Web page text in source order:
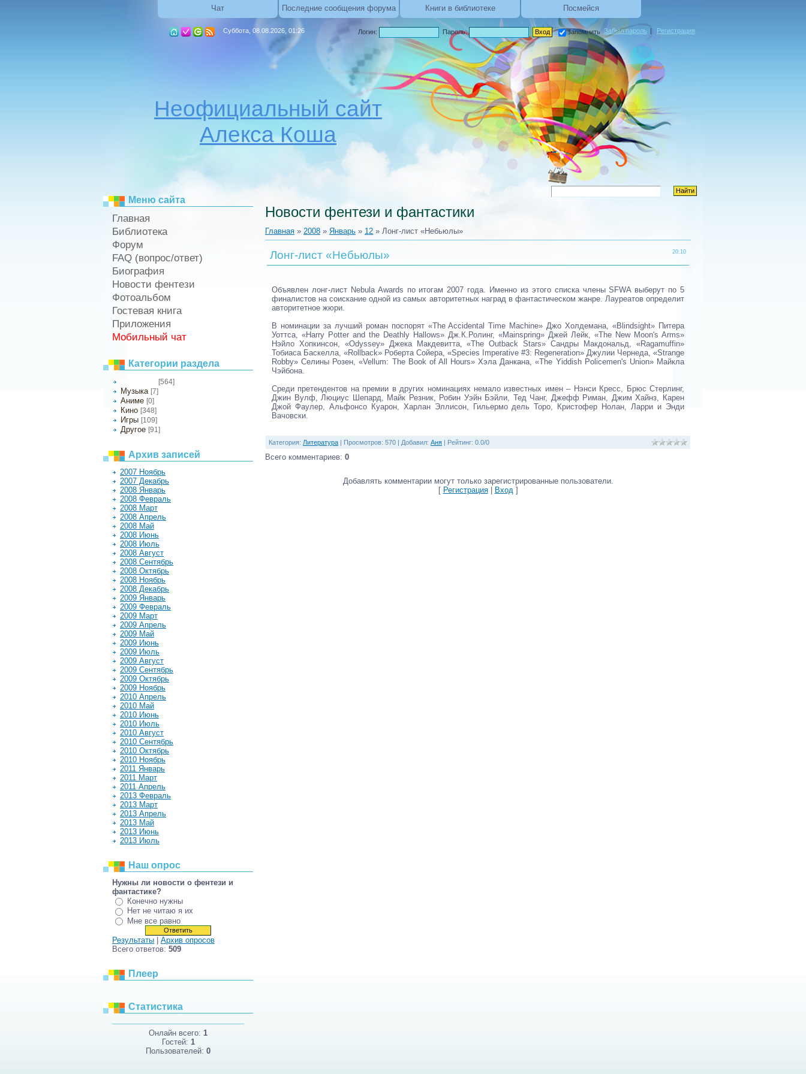
Чат Последние сообщения форума Книги в библиотеке Посмейся
Суббота, 08.08.2026, 01:26
Неофициальный сайт
Алекса Коша
Логин: Пароль: запомнить Забыл пароль | Регистрация
Меню сайта
Главная
Библиотека
Форум
FAQ (вопрос/ответ)
Биография
Новости фентези
Фотоальбом
Гостевая книга
Приложения
Мобильный чат
Категории раздела
[564]
Музыка [7]
Аниме [0]
Кино [348]
Игры [109]
Другое [91]
Архив записей
2007 Ноябрь
2007 Декабрь
2008 Январь
2008 Февраль
2008 Март
2008 Апрель
2008 Май
2008 Июнь
2008 Июль
2008 Август
2008 Сентябрь
2008 Октябрь
2008 Ноябрь
2008 Декабрь
2009 Январь
2009 Февраль
2009 Март
2009 Апрель
2009 Май
2009 Июнь
2009 Июль
2009 Август
2009 Сентябрь
2009 Октябрь
2009 Ноябрь
2010 Апрель
2010 Май
2010 Июнь
2010 Июль
2010 Август
2010 Сентябрь
2010 Октябрь
2010 Ноябрь
2011 Январь
2011 Март
2011 Апрель
2013 Февраль
2013 Март
2013 Апрель
2013 Май
2013 Июнь
2013 Июль
Наш опрос
Нужны ли новости о фентези и
фантастике?
Конечно нужны
Нет не читаю я их
Мне все равно
Результаты
Архив опросов
Всего ответов: 509
Плеер
Статистика
Онлайн всего: 1
Гостей: 1
Пользователей: 0
Новости фентези и фантастики
Главная » 2008 » Январь » 12 » Лонг-лист «Небьюлы»
20:10
Лонг-лист «Небьюлы»
Объявлен лонг-лист Nebula Awards по итогам 2007 года. Именно из этого списка члены SFWA выберут по 5
финалистов на соискание одной из самых авторитетных наград в фантастическом жанре. Лауреатов определит
авторитетное жюри.
В номинации за лучший роман поспорят «The Accidental Time Machine» Джо Холдемана, «Blindsight» Питера
Уоттса, «Harry Potter and the Deathly Hallows» Дж.К.Ролинг, «Mainspring» Джей Лейк, «The New Moon's Arms»
Нэйло Хопкинсон, «Оdyssey» Джека Макдевитта, «The Outback Stars» Сандры Макдональд, «Ragamuffin»
Тобиаса Баскелла, «Rollback» Роберта Сойера, «Species Imperative #3: Regeneration» Джулии Чернеда, «Strange
Robby» Селины Розен, «Vellum: The Book of All Hours» Хэла Данкана, «The Yiddish Policemen's Union» Майкла
Чэйбона.
Среди претендентов на премии в других номинациях немало известных имен – Нэнси Кресс, Брюс Стерлинг,
Джин Вулф, Люциус Шепард, Майк Резник, Робин Уэйн Бэйли, Тед Чанг, Джефф Риман, Джим Хайнз, Карен
Джой Фаулер, Альфонсо Куарон, Харлан Эллисон, Гильермо дель Торо, Кристофер Нолан, Ларри и Энди
Вачовски.
Категория: Литература Просмотров: 570 | Добавил: Аня Рейтинг: 0.0/0
Всего комментариев: 0
Добавлять комментарии могут только зарегистрированные пользователи.
[ Регистрация| Вход]